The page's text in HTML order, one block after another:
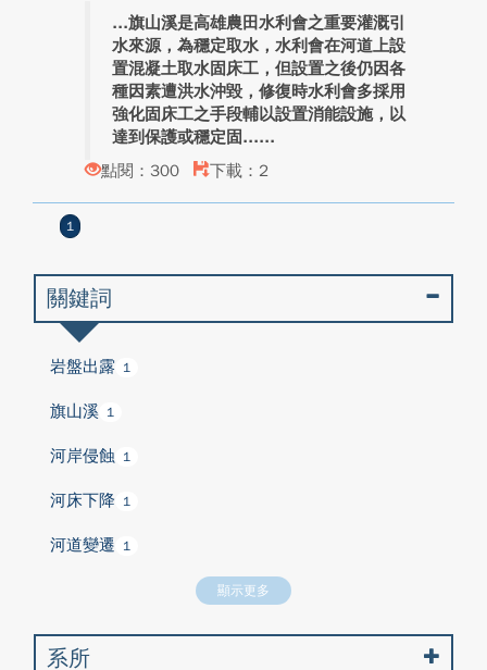
旗山溪是高雄農田水利會之重要灌溉引
水來源，為穩定取水，水利會在河道上設
置混凝土取水固床工，但設置之後仍因各
種因素遭洪水沖毀，修復時水利會多採用
強化固床工之手段輔以設置消能設施，以
達到保護或穩定固...
點閱：300
下載：2
1
關鍵詞
岩盤出露 1
旗山溪 1
河岸侵蝕 1
河床下降 1
河道變遷 1
顯示更多
系所